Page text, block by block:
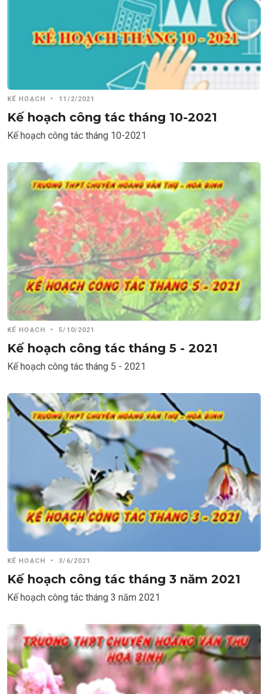
KẾ HOẠCH • 11/2/2021
Kế hoạch công tác tháng 10-2021
Kế hoạch công tác tháng 10-2021
KẾ HOẠCH • 5/10/2021
Kế hoạch công tác tháng 5 - 2021
Kế hoạch công tác tháng 5 - 2021
KẾ HOẠCH • 3/6/2021
Kế hoạch công tác tháng 3 năm 2021
Kế hoạch công tác tháng 3 năm 2021